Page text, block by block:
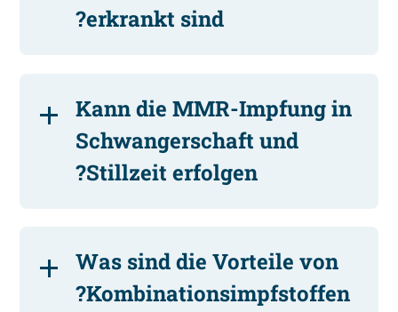
erkrankt sind?
Kann die MMR-Impfung in
Schwangerschaft und
Stillzeit erfolgen?
Was sind die Vorteile von
Kombinationsimpfstoffen?